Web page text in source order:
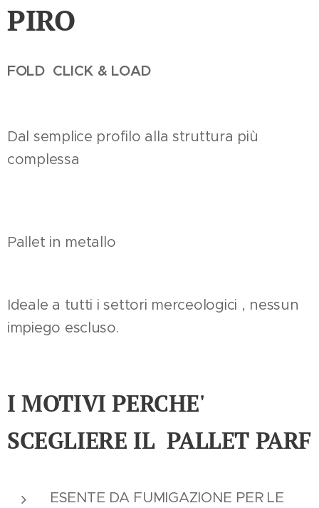
PIRO
FOLD CLICK & LOAD
Dal semplice profilo alla struttura più
complessa
Pallet in metallo
Ideale a tutti i settori merceologici , nessun
impiego escluso.
I MOTIVI PERCHE'
SCEGLIERE IL PALLET PARF
ESENTE DA FUMIGAZIONE PER LE